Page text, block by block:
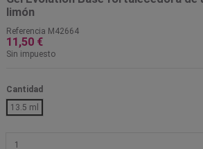
limón
Referencia M42664
11,50 €
Sin impuesto
Cantidad
13.5 ml